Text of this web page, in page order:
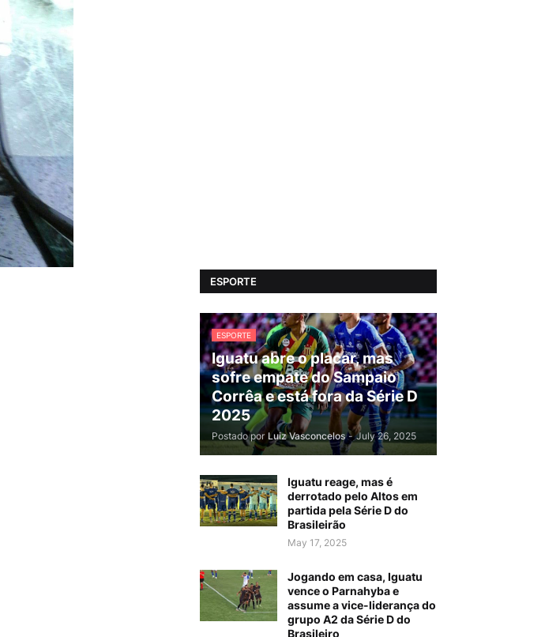
ESPORTE
ESPORTE
Iguatu abre o placar, mas
sofre empate do Sampaio
Corrêa e está fora da Série D
2025
Postado por Luiz Vasconcelos - July 26, 2025
Iguatu reage, mas é
derrotado pelo Altos em
partida pela Série D do
Brasileirão
May 17, 2025
Jogando em casa, Iguatu
vence o Parnahyba e
assume a vice-liderança do
grupo A2 da Série D do
Brasileiro